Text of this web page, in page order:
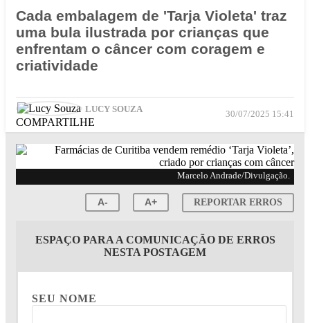
Cada embalagem de 'Tarja Violeta' traz
uma bula ilustrada por crianças que
enfrentam o câncer com coragem e
criatividade
LUCY SOUZA 30/07/2025 15:41
COMPARTILHE
Marcelo Andrade/Divulgação.
A- A+ REPORTAR ERROS
ESPAÇO PARA A COMUNICAÇÃO DE ERROS
NESTA POSTAGEM
SEU NOME